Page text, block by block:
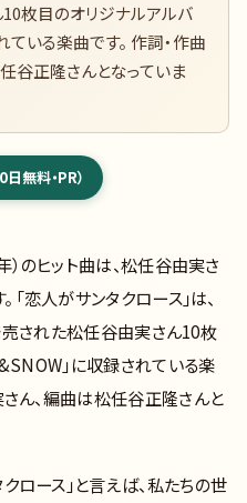
枚目のオリジナルアルバ
ている楽曲です。 作詞・作曲
谷正隆さんとなっていま
無料・PR）
のヒット曲は、松任谷由実さ
「恋人がサンタクロース」は、
された松任谷由実さん10枚
」に収録されている楽
ん、編曲は松任谷正隆さんと
ロース」と言えば、私たちの世